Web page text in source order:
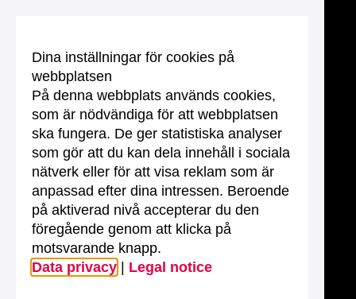
Dina inställningar för cookies på
webbplatsen
På denna webbplats används cookies,
som är nödvändiga för att webbplatsen
ska fungera. De ger statistiska analyser
som gör att du kan dela innehåll i sociala
nätverk eller för att visa reklam som är
anpassad efter dina intressen. Beroende
på aktiverad nivå accepterar du den
föregående genom att klicka på
motsvarande knapp.
Data privacy
Legal notice